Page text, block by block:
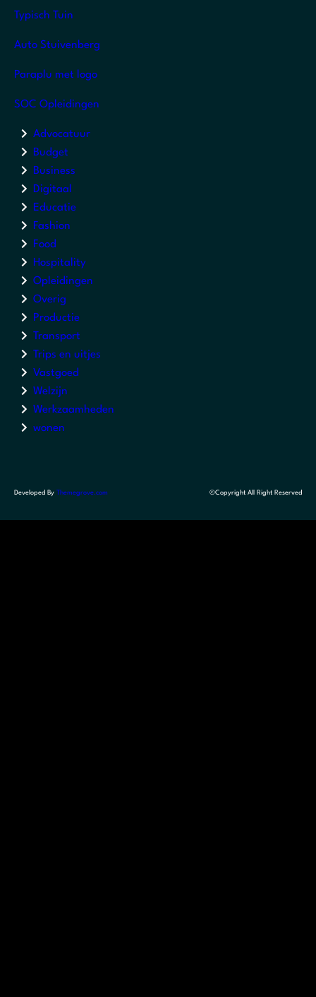
Typisch Tuin
Auto Stuivenberg
Paraplu met logo
SOC Opleidingen
Advocatuur
Budget
Business
Digitaal
Educatie
Fashion
Food
Hospitality
Opleidingen
Overig
Productie
Transport
Trips en uitjes
Vastgoed
Welzijn
Werkzaamheden
wonen
Developed By Themegrove.com ©Copyright All Right Reserved